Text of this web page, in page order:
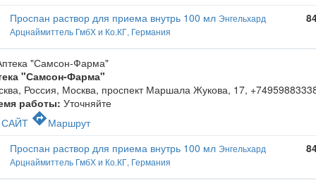
Проспан раствор для приема внутрь 100 мл Энгельхард
Арцнаймиттель ГмбХ и Ко.КГ, Германия
"Самсон-Фарма"
Россия, Москва, проспект Маршала Жукова, 17,
работы: Уточняйте
САЙТ directionsМаршрут
Проспан раствор для приема внутрь 100 мл Энгельхард
Арцнаймиттель ГмбХ и Ко.КГ, Германия